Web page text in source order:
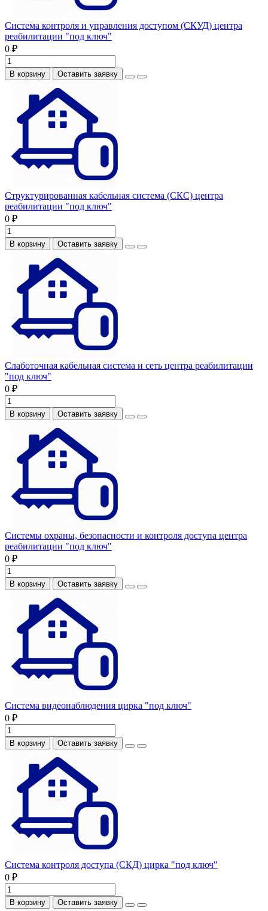
Система контроля и управления доступом (СКУД) центра
реабилитации "под ключ"
0 ₽
В корзину Оставить заявку
Структурированная кабельная система (СКС) центра
реабилитации "под ключ"
0 ₽
В корзину Оставить заявку
Слаботочная кабельная система и сеть центра реабилитации
"под ключ"
0 ₽
В корзину Оставить заявку
Системы охраны, безопасности и контроля доступа центра
реабилитации "под ключ"
0 ₽
В корзину Оставить заявку
Система видеонаблюдения цирка "под ключ"
0 ₽
В корзину Оставить заявку
Система контроля доступа (СКД) цирка "под ключ"
0 ₽
В корзину Оставить заявку